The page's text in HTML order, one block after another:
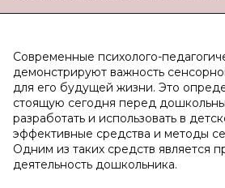
Современные психолого-
демонстрируют важность
для его будущей жизни. Это
стоящую сегодня перед
разработать и использовать в
эффективные средства и методы
Одним из таких средств является
деятельность дошкольника.